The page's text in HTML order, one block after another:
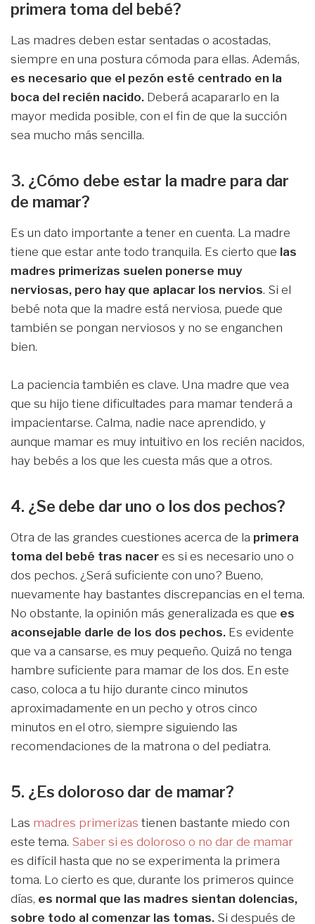
primera toma del bebé?
Las madres deben estar sentadas o acostadas,
siempre en una postura cómoda para ellas. Además,
es necesario que el pezón esté centrado en la
boca del recién nacido. Deberá acapararlo en la
mayor medida posible, con el fin de que la succión
sea mucho más sencilla.
3. ¿Cómo debe estar la madre para dar
de mamar?
Es un dato importante a tener en cuenta. La madre
tiene que estar ante todo tranquila. Es cierto que las
madres primerizas suelen ponerse muy
nerviosas, pero hay que aplacar los nervios. Si el
bebé nota que la madre está nerviosa, puede que
también se pongan nerviosos y no se enganchen
bien.
La paciencia también es clave. Una madre que vea
que su hijo tiene dificultades para mamar tenderá a
impacientarse. Calma, nadie nace aprendido, y
aunque mamar es muy intuitivo en los recién nacidos,
hay bebés a los que les cuesta más que a otros.
4. ¿Se debe dar uno o los dos pechos?
Otra de las grandes cuestiones acerca de la primera
toma del bebé tras nacer es si es necesario uno o
dos pechos. ¿Será suficiente con uno? Bueno,
nuevamente hay bastantes discrepancias en el tema.
No obstante, la opinión más generalizada es que es
aconsejable darle de los dos pechos. Es evidente
que va a cansarse, es muy pequeño. Quizá no tenga
hambre suficiente para mamar de los dos. En este
caso, coloca a tu hijo durante cinco minutos
aproximadamente en un pecho y otros cinco
minutos en el otro, siempre siguiendo las
recomendaciones de la matrona o del pediatra.
5. ¿Es doloroso dar de mamar?
Las madres primerizas tienen bastante miedo con
este tema. Saber si es doloroso o no dar de mamar
es difícil hasta que no se experimenta la primera
toma. Lo cierto es que, durante los primeros quince
días, es normal que las madres sientan dolencias,
sobre todo al comenzar las tomas. Si después de